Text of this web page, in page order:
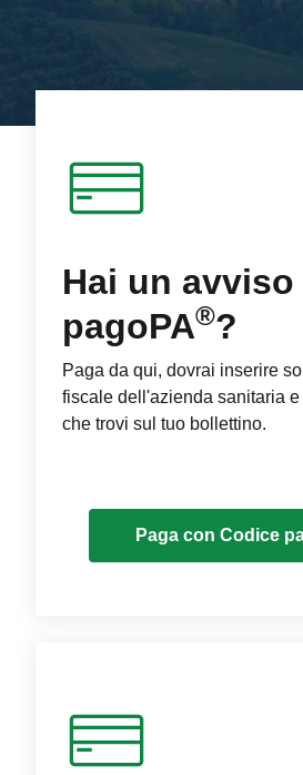
Hai un avviso
pagoPA®?
Paga da qui, dovrai inserire
fiscale dell'azienda sanitaria
che trovi sul tuo bollettino.
Paga con Codice